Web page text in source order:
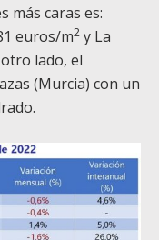
más caras es:
euros/m2 y La
lado, el
(Murcia) con un